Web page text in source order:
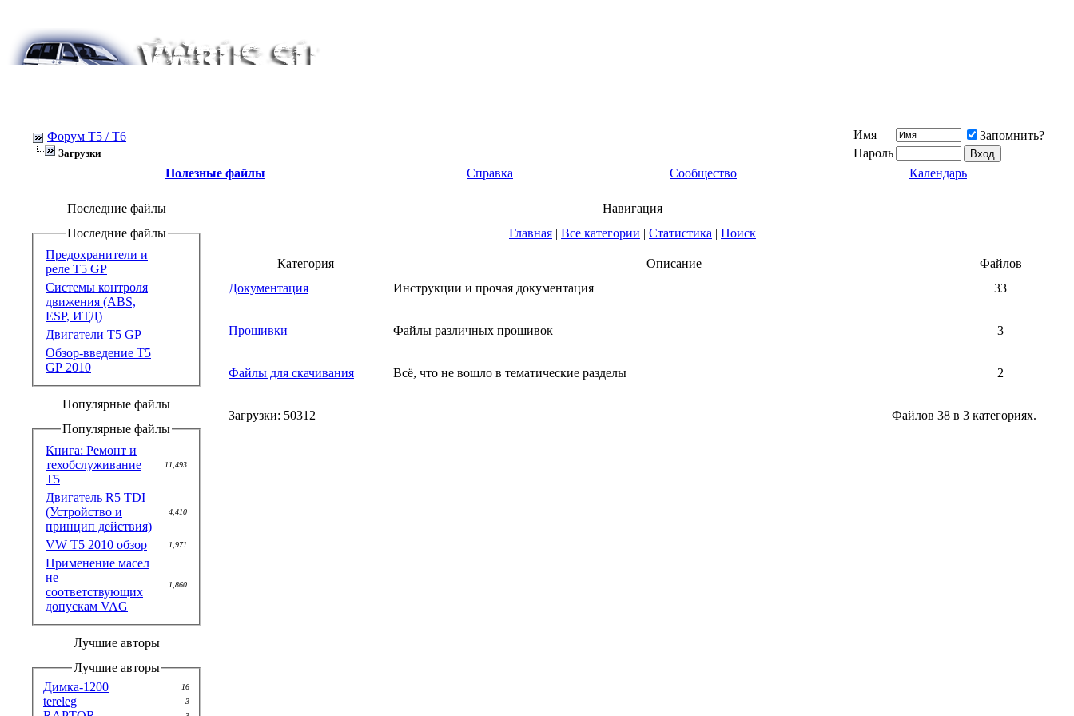
Форум Т5 / T6
Загрузки
Имя
Запомнить?
Пароль
Полезные файлы
Справка Сообщество Календарь
Последние файлы
Последние файлы
Предохранители и
реле T5 GP
Системы контроля
движения (ABS,
ESP, ИТД)
Двигатели T5 GP
Обзор-введение T5
GP 2010
Популярные файлы
Популярные файлы
Книга: Ремонт и
техобслуживание
T5
11,493
Двигатель R5 TDI
(Устройство и
принцип действия)
4,410
VW T5 2010 обзор 1,971
Применение масел
не
соответствующих
допускам VAG
1,860
Лучшие авторы
Лучшие авторы
Димка-1200
16
tereleg 3
Навигация
Главная | Все категории | Статистика | Поиск
Категория Описание
Файлов
Документация
Инструкции и прочая документация 33
Прошивки Файлы различных прошивок 3
Файлы для скачивания Всё, что не вошло в тематические разделы 2
Загрузки: 50312 Файлов 38 в 3 категориях.